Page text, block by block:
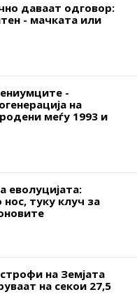
даваат одговор:
- мачката или
-
на
меѓу 1993 и
еволуцијата:
туку клуч за
на Земјата
на секои 27,5